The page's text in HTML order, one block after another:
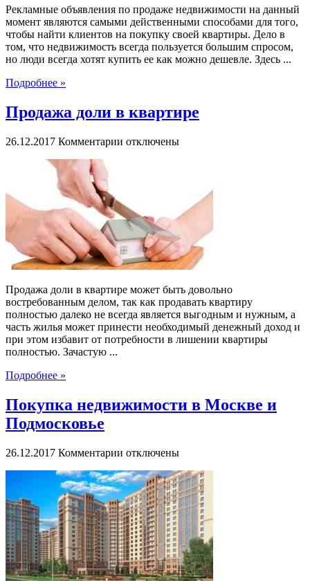
Рекламные объявления по продаже недвижимости на данный
момент являются самыми действенными способами для того,
чтобы найти клиентов на покупку своей квартиры. Дело в
том, что недвижимость всегда пользуется большим спросом,
но люди всегда хотят купить ее как можно дешевле. Здесь ...
Подробнее »
Продажа доли в квартире
26.12.2017 Комментарии к
квартире
отключены
Продажа доли в квартире может быть довольно
востребованным делом, так как продавать квартиру
полностью далеко не всегда является выгодным и нужным, а
часть жилья может принести необходимый денежный доход и
при этом избавит от потребности в лишении квартиры
полностью. Зачастую ...
Подробнее »
Покупка недвижимости в Москве и
Подмосковье
26.12.2017 Комментарии к
Покупка
недвижимости
в
Москве
и
Подмосковье
отключены